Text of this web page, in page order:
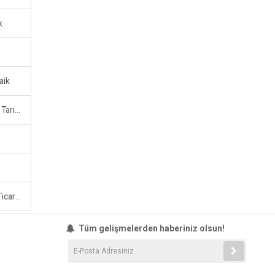
Gap Style Depolama İnşaat Tarım San.ve Tic.ltd.şti.
Balat Mensucat Sanayi Ve Ticaret A.ş.
Tüm gelişmelerden haberiniz olsun!